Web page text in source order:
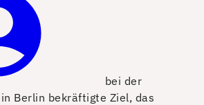
bei der
Berlin bekräftigte Ziel, das